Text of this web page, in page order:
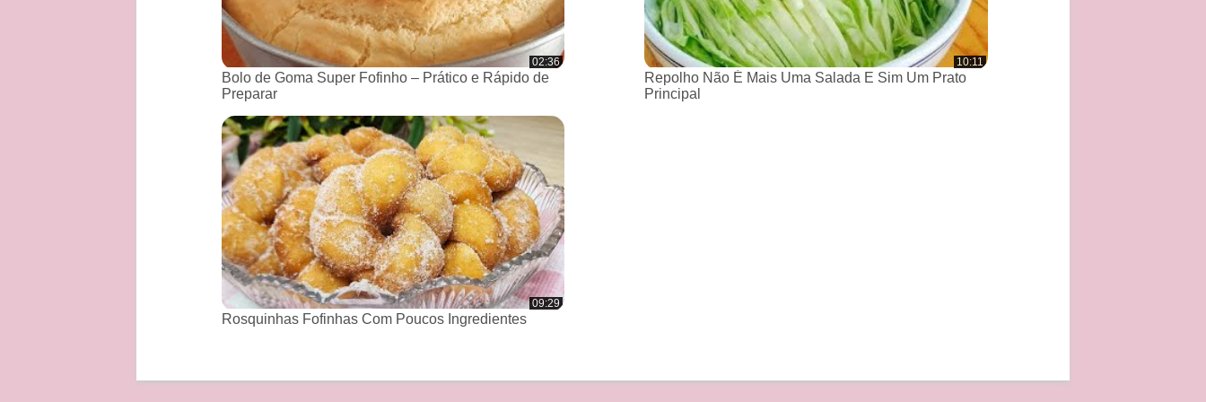
02:36
Bolo de Goma Super Fofinho – Prático e Rápido de
Preparar
10:11
Repolho Não É Mais Uma Salada E Sim Um Prato
Principal
09:29
Rosquinhas Fofinhas Com Poucos Ingredientes